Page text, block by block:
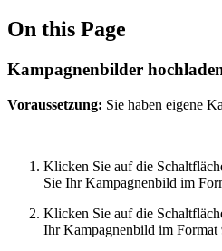
On this Page
Kampagnenbilder
Voraussetzung: Sie haben eigene
Klicken Sie auf die
Sie Ihr Kampagnenbild im
Klicken Sie auf die
Ihr Kampagnenbild im